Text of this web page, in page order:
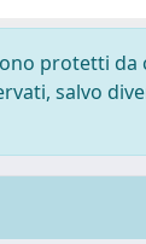
protetti da
salvo